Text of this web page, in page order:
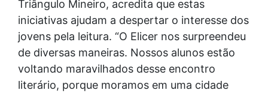
Triângulo Mineiro, acredita que estas
iniciativas ajudam a despertar o interesse dos
jovens pela leitura. “O Elicer nos surpreendeu
de diversas maneiras. Nossos alunos estão
voltando maravilhados desse encontro
literário, porque moramos em uma cidade